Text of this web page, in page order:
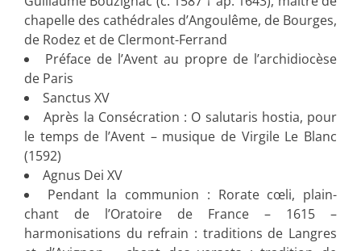
chapelle des cathédrales d’Angoulême, de Bourges,
de Rodez et de Clermont-Ferrand
Préface de l’Avent au propre de l’archidiocèse
de Paris
Sanctus XV
Après la Consécration : O salutaris hostia, pour
le temps de l’Avent – musique de Virgile Le Blanc
(1592)
Agnus Dei XV
Pendant la communion : Rorate cœli, plain-
chant de l’Oratoire de France – 1615 –
harmonisations du refrain : traditions de Langres